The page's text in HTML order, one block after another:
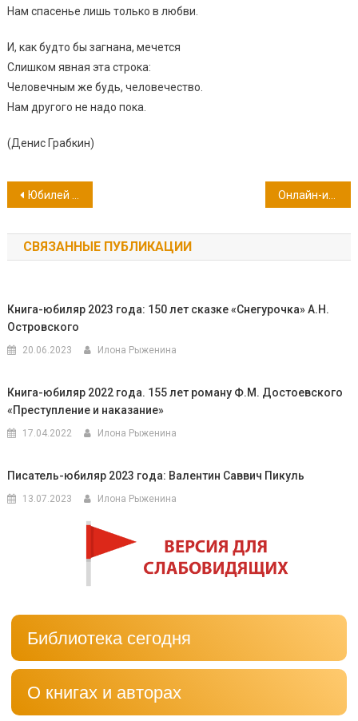
Нам спасенье лишь только в любви.
И, как будто бы загнана, мечется
Слишком явная эта строка:
Человечным же будь, человечество.
Нам другого не надо пока.
(Денис Грабкин)
Навигация
по
записям
Юбилей писателя: Григорий Георгиевич Белых (115 лет со дня рождения)
СВЯЗАННЫЕ ПУБЛИКАЦИИ
Книга-юбиляр 2023 года: 150 лет сказке «Снегурочка» А.Н.
Островского
20.06.2023 Илона Рыженина
Книга-юбиляр 2022 года. 155 лет роману Ф.М. Достоевского
«Преступление и наказание»
17.04.2022 Илона Рыженина
Писатель-юбиляр 2023 года: Валентин Саввич Пикуль
13.07.2023 Илона Рыженина
Библиотека сегодня
О книгах и авторах